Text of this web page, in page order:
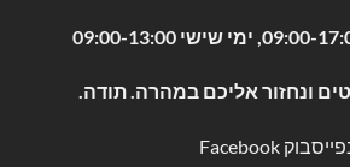
ונחזור אליכם במהרה. תודה.
Facebook